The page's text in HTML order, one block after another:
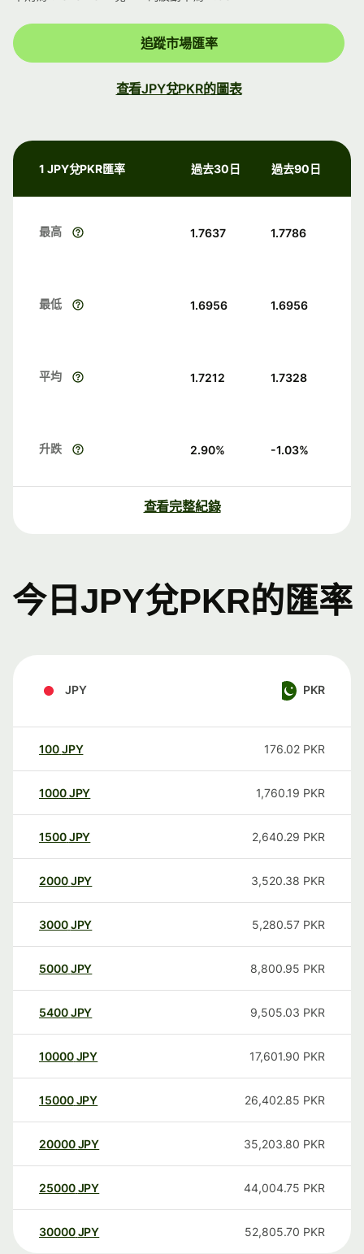
追蹤市場匯率
查看JPY兌PKR的圖表
1 JPY兌PKR匯率 過去30日 過去90日
最高 1.7637 1.7786
最低 1.6956 1.6956
平均 1.7212 1.7328
升跌 2.90% -1.03%
查看完整紀錄
今日JPY兌PKR的匯率
JPY PKR
100JPY 176.02 PKR
1000JPY 1,760.19 PKR
1500JPY 2,640.29 PKR
2000JPY 3,520.38 PKR
3000JPY 5,280.57 PKR
5000JPY 8,800.95 PKR
5400JPY 9,505.03 PKR
10000 JPY 17,601.90 PKR
15000 JPY 26,402.85 PKR
20000 JPY 35,203.80 PKR
25000 JPY 44,004.75 PKR
30000 JPY 52,805.70 PKR